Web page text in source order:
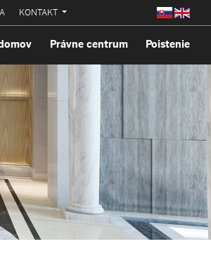
KONTAKT
Právne centrum Poistenie